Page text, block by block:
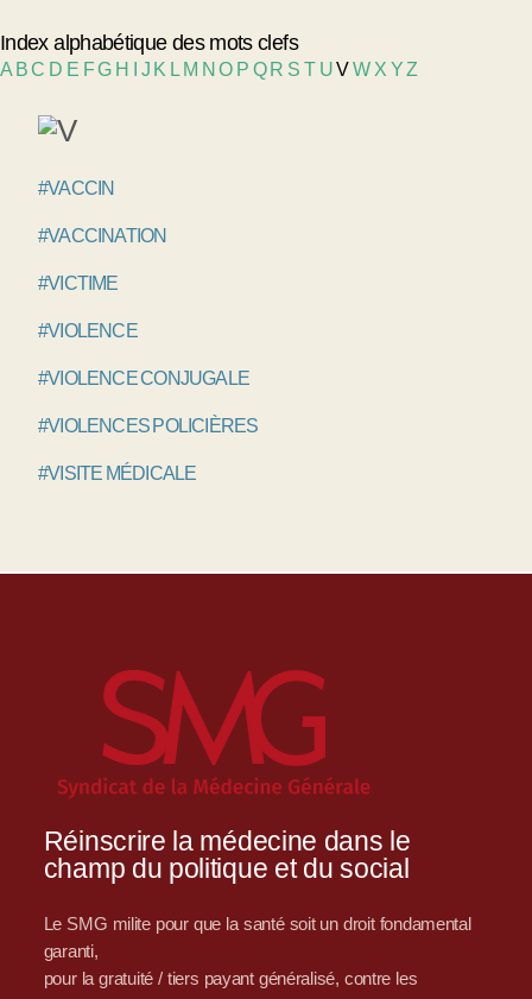
Index alphabétique des mots clefs
A BC D E FG H J K L M NO P Q R S T UVW X YZ
#VACCIN
#VACCINATION
#VICTIME
#VIOLENCE
#VIOLENCE CONJUGALE
#VIOLENCES POLICIÈRES
#VISITE MÉDICALE
Réinscrire la médecine dans le
champ du politique et du social
Le SMG milite pour que la santé soit un droit fondamental
garanti,
pour la gratuité / tiers payant généralisé, contre les